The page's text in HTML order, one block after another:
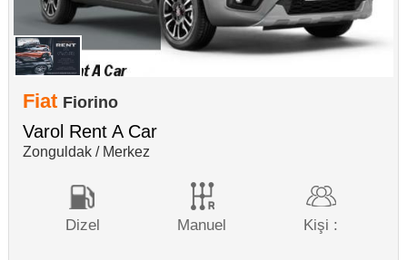
Fiat Fiorino
Varol Rent A Car
Zonguldak / Merkez
Dizel Manuel Kişi :